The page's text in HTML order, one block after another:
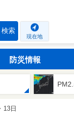
検索
現在地
防災情報
13日